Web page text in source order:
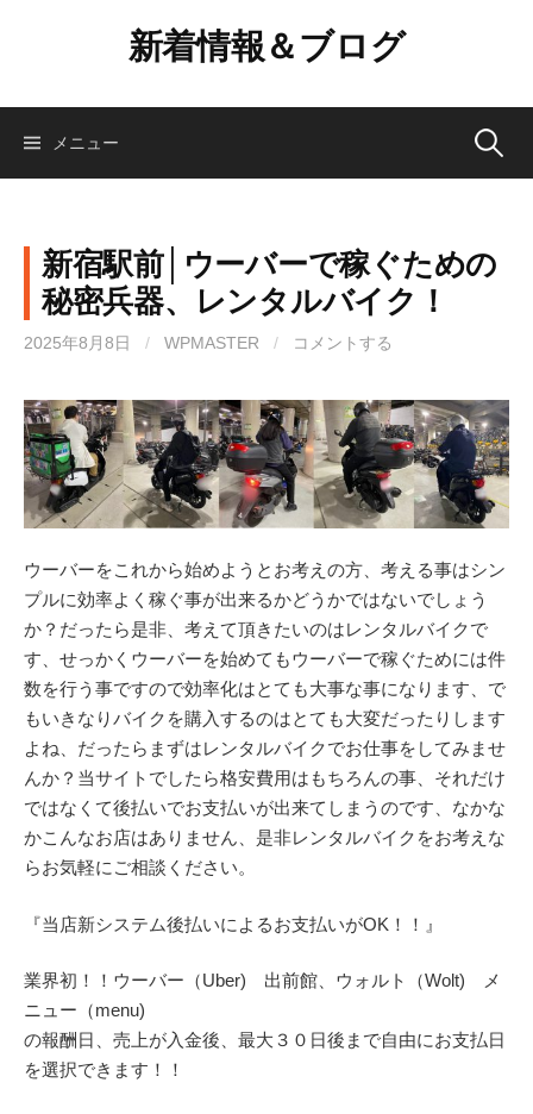
ン
新着情報＆ブログ
メニュー 検
新宿駅前│ウーバーで稼ぐための
秘密兵器、レンタルバイク！
2025年8月8日 / WPMASTER / コメントする
ウーバーをこれから始めようとお考えの方、考える事はシン
プルに効率よく稼ぐ事が出来るかどうかではないでしょう
か？だったら是非、考えて頂きたいのはレンタルバイクで
す、せっかくウーバーを始めてもウーバーで稼ぐためには件
数を行う事ですので効率化はとても大事な事になります、で
もいきなりバイクを購入するのはとても大変だったりします
よね、だったらまずはレンタルバイクでお仕事をしてみませ
んか？当サイトでしたら格安費用はもちろんの事、それだけ
ではなくて後払いでお支払いが出来てしまうのです、なかな
かこんなお店はありません、是非レンタルバイクをお考えな
らお気軽にご相談ください。
『当店新システム後払いによるお支払いがOK！！』
業界初！！ウーバー（Uber) 出前館、ウォルト（Wolt) メ
ニュー（menu)
の報酬日、売上が入金後、最大３０日後まで自由にお支払日
を選択できます！！